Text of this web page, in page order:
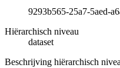
9293b565-25a7-5aed-
Hiërarchisch niveau
dataset
Beschrijving hiërarchisch